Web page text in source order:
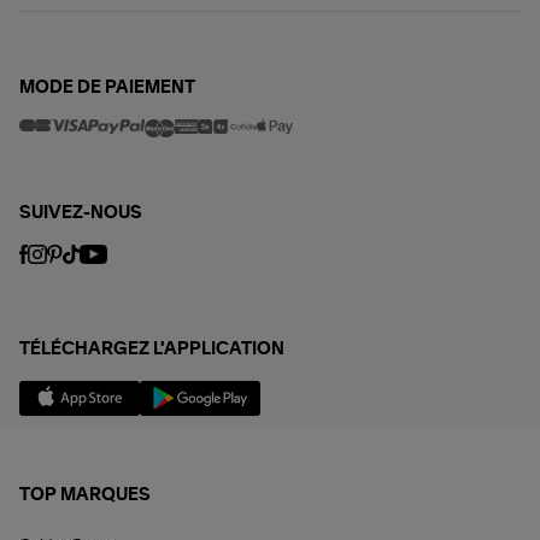
MODE DE PAIEMENT
SUIVEZ-NOUS
TÉLÉCHARGEZ L'APPLICATION
TOP MARQUES